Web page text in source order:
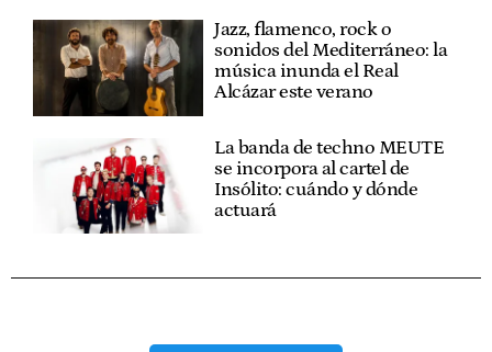
Jazz, flamenco, rock o
sonidos del Mediterráneo: la
música inunda el Real
Alcázar este verano
La banda de techno MEUTE
se incorpora al cartel de
Insólito: cuándo y dónde
actuará